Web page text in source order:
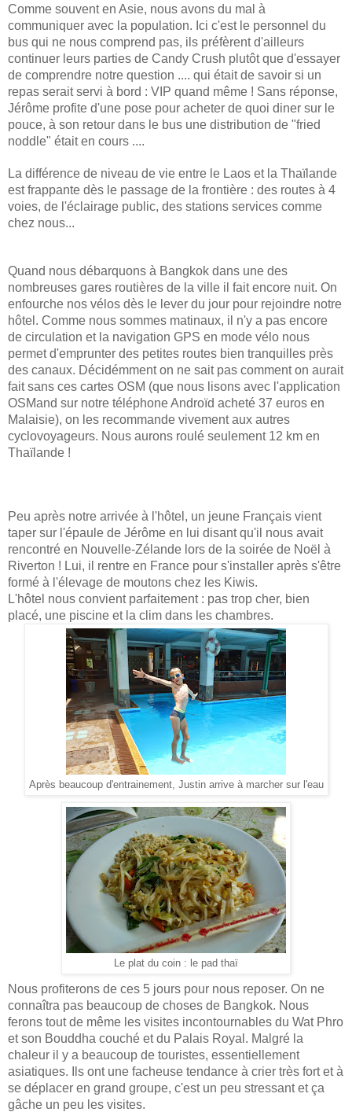
Comme souvent en Asie, nous avons du mal à
communiquer avec la population. Ici c'est le personnel du
bus qui ne nous comprend pas, ils préfèrent d'ailleurs
continuer leurs parties de Candy Crush plutôt que d'essayer
de comprendre notre question .... qui était de savoir si un
repas serait servi à bord : VIP quand même ! Sans réponse,
Jérôme profite d'une pose pour acheter de quoi diner sur le
pouce, à son retour dans le bus une distribution de "fried
noddle" était en cours ....
La différence de niveau de vie entre le Laos et la Thaïlande
est frappante dès le passage de la frontière : des routes à 4
voies, de l'éclairage public, des stations services comme
chez nous...
Quand nous débarquons à Bangkok dans une des
nombreuses gares routières de la ville il fait encore nuit. On
enfourche nos vélos dès le lever du jour pour rejoindre notre
hôtel. Comme nous sommes matinaux, il n'y a pas encore
de circulation et la navigation GPS en mode vélo nous
permet d'emprunter des petites routes bien tranquilles près
des canaux. Décidémment on ne sait pas comment on aurait
fait sans ces cartes OSM (que nous lisons avec l'application
OSMand sur notre téléphone Androïd acheté 37 euros en
Malaisie), on les recommande vivement aux autres
cyclovoyageurs. Nous aurons roulé seulement 12 km en
Thaïlande !
Peu après notre arrivée à l'hôtel, un jeune Français vient
taper sur l'épaule de Jérôme en lui disant qu'il nous avait
rencontré en Nouvelle-Zélande lors de la soirée de Noël à
Riverton ! Lui, il rentre en France pour s'installer après s'être
formé à l'élevage de moutons chez les Kiwis.
L'hôtel nous convient parfaitement : pas trop cher, bien
placé, une piscine et la clim dans les chambres.
Après beaucoup d'entrainement, Justin arrive à marcher sur l'eau
Le plat du coin : le pad thaï
Nous profiterons de ces 5 jours pour nous reposer. On ne
connaîtra pas beaucoup de choses de Bangkok. Nous
ferons tout de même les visites incontournables du Wat Phro
et son Bouddha couché et du Palais Royal. Malgré la
chaleur il y a beaucoup de touristes, essentiellement
asiatiques. Ils ont une facheuse tendance à crier très fort et à
se déplacer en grand groupe, c'est un peu stressant et ça
gâche un peu les visites.